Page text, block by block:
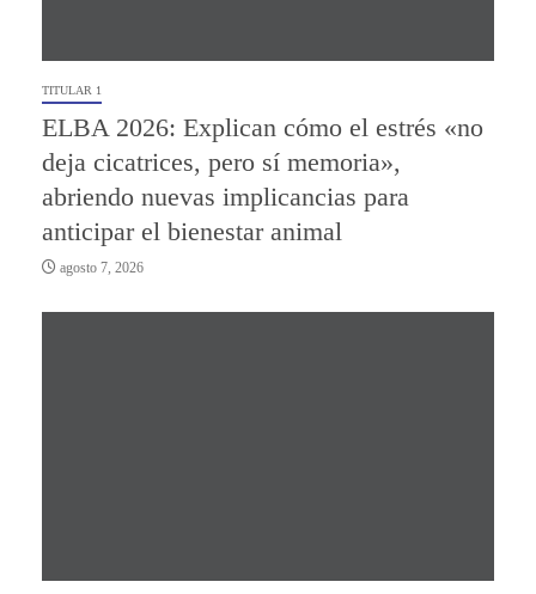
TITULAR 1
ELBA 2026: Explican cómo el estrés «no
deja cicatrices, pero sí memoria»,
abriendo nuevas implicancias para
anticipar el bienestar animal
agosto 7, 2026